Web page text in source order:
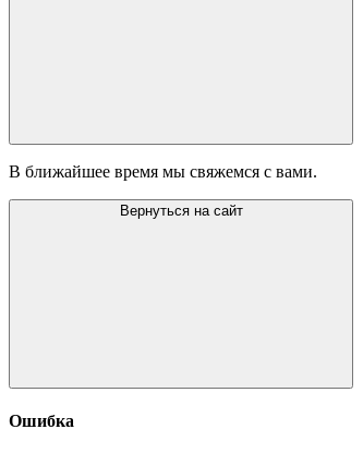
В ближайшее время мы свяжемся с вами.
Вернуться на сайт
Ошибка